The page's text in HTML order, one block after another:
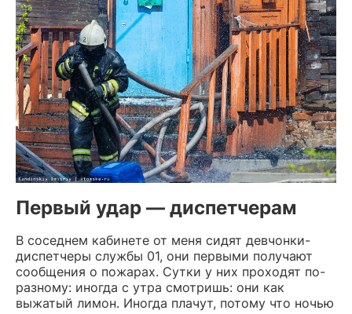
Первый удар — диспетчерам
В соседнем кабинете от меня сидят девчонки-
диспетчеры службы 01, они первыми получают
сообщения о пожарах. Сутки у них проходят по-
разному: иногда с утра смотришь: они как
выжатый лимон. Иногда плачут, потому что ночью